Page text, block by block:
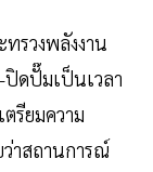
รวงพลังงาน
ปิดปั๊มเป็นเวลา
รียมความ
าสถานการณ์